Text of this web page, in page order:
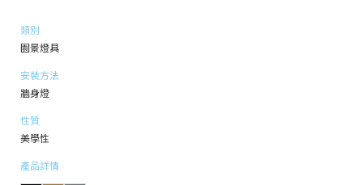
類別
園景燈具
安裝方法
牆身燈
性質
美學性
產品詳情